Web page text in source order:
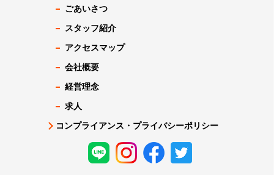
ごあいさつ
スタッフ紹介
アクセスマップ
会社概要
経営理念
求人
コンプライアンス・プライバシーポリシー